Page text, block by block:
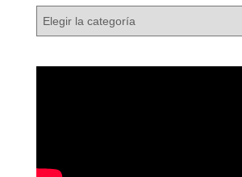
e